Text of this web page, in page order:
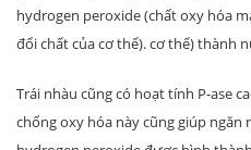
hydrogen peroxide (chất oxy hóa
đổi chất của cơ thể). cơ thể) thành
Trái nhàu cũng có hoạt tính P-ase
chống oxy hóa này cũng giúp ngăn